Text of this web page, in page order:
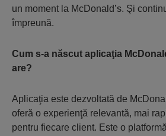
un moment la McDonald’s. Şi
împreună.
Cum s-a născut aplicaţia
are?
Aplicaţia este dezvoltată de
oferă o experienţă relevantă, mai
pentru fiecare client. Este o